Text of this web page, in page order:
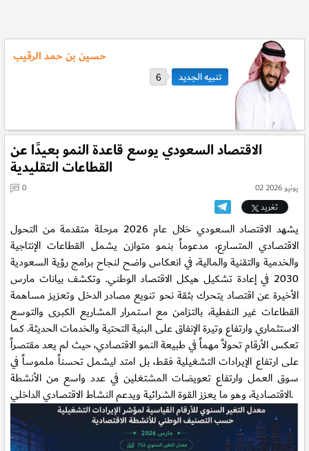
حسين بن حمد الرقيب
6
الاقتصاد السعودي يوسع قاعدة النمو بعيدًا عن
القطاعات التقليدية
02 يونيو 2026
0
تغريد
يشهد الاقتصاد السعودي خلال عام 2026 مرحلة متقدمة من التحول
الاقتصادي المتسارع، مدعوماً بنمو متوازن يشمل القطاعات الإنتاجية
والخدمية والتقنية والمالية، في انعكاس واضح لنجاح برامج رؤية السعودية
2030 في إعادة تشكيل هيكل الاقتصاد الوطني. وتكشف بيانات مارس
الأخيرة عن اقتصاد يتحرك بثقة نحو تنويع مصادر الدخل وتعزيز مساهمة
القطاعات غير النفطية، بالتزامن مع استمرار المشاريع الكبرى والتوسع
الاستثماري وارتفاع وتيرة الإنفاق على البنية التحتية والخدمات الحديثة. كما
تعكس الأرقام تحولاً مهماً في طبيعة النمو الاقتصادي، حيث لم يعد مقتصراً
على ارتفاع الإيرادات التشغيلية فقط، بل امتد ليشمل تحسناً ملموساً في
سوق العمل وارتفاع تعويضات المشتغلين في عدد واسع من الأنشطة
الاقتصادية، وهو ما يعزز القوة الشرائية ويدعم النشاط الاقتصادي الداخلي.